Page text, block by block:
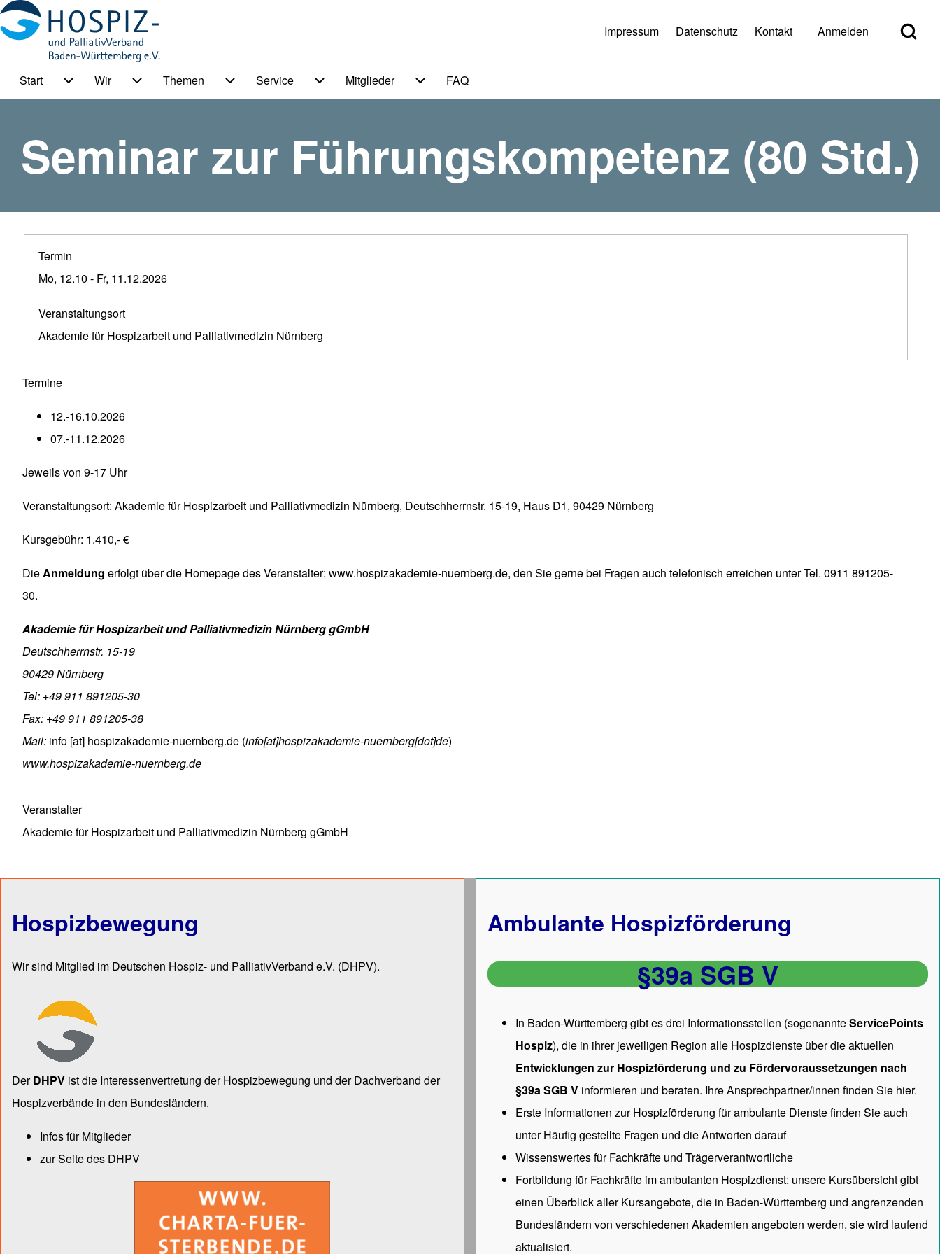
Suche Schließen
Open Search
User account menu
Impressum Datenschutz Kontakt Anmelden
HPV BW Hauptmenu
Start Wir Themen
Unternavigation von Themen
Service
Unternavigation von Service
Mitglieder FAQ
Seminar zur Führungskompetenz (80 Std.)
Termin
Mo, 12.10 - Fr, 11.12.2026
Veranstaltungsort
Akademie für Hospizarbeit und Palliativmedizin Nürnberg
Termine
12.-16.10.2026
07.-11.12.2026
Jeweils von 9-17 Uhr
Veranstaltungsort: Akademie für Hospizarbeit und Palliativmedizin Nürnberg, Deutschherrnstr. 15-19, Haus D1, 90429 Nürnberg
Kursgebühr: 1.410,- €
DieAnmeldung erfolgt über die Homepage des Veranstalter: www.hospizakademie-nuernberg.de, den Sie gerne bei Fragen auch telefonisch erreichen unter Tel. 0911 891205-
30.
Akademie für Hospizarbeit und Palliativmedizin Nürnberg gGmbH
Deutschherrnstr. 15-19
90429 Nürnberg
Tel: +49 911 891205-30
Fax: +49 911 891205-38
Mail: info [at] hospizakademie-nuernberg.de (info[at]hospizakademie-nuernberg[dot]de)
www.hospizakademie-nuernberg.de
Veranstalter
Akademie für Hospizarbeit und Palliativmedizin Nürnberg gGmbH
Hospizbewegung
Wir sind Mitglied im Deutschen Hospiz- und PalliativVerband e.V. (DHPV).
DerDHPV ist die Inter­essen­ver­tre­tung der Hospiz­bewegung und der Dach­verband der
Hospiz­verbände in den Bun­des­län­dern.
Infos für Mitglieder
zur Seite des DHPV
Ambulante Hospizförderung
§39a SGB V
In Baden-Württemberg gibt es drei Informationsstellen (sogenannteServicePoints
Hospiz), die in ihrer jeweiligen Region alle Hospizdienste über die aktuellen
Entwicklungen zur Hospizförderung und zu Fördervoraussetzungen nach
§39a SGB V informieren und beraten. Ihre Ansprechpartner/innen finden Sie hier.
Erste Informationen zur Hospizförderung für ambulante Dienste finden Sie auch
unterHäufig gestellte Fragen und die Antworten darauf
Wissenswertes für Fachkräfte und Trägerverantwortliche
Fortbildung für Fachkräfte im ambulanten Hospizdienst: unsere Kursübersichtgibt
einen Überblick aller Kursangebote, die in Baden-Württemberg und angrenzenden
Bundesländern von verschiedenen Akademien angeboten werden, sie wird laufend
aktualisiert.